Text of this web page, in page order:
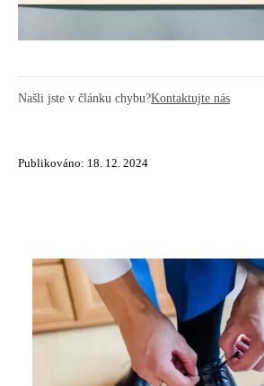
Našli jste v článku chybu?Kontaktujte nás
Publikováno: 18. 12. 2024